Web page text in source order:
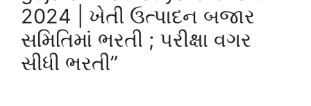
2024 | ખેતી ઉત્પાદન બજાર
સમિતિમાં ભરતી ; પરીક્ષા વગર
સીધી ભરતી”